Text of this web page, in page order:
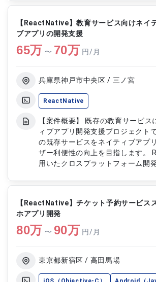
します。 【作業内容】 ・新機能開発の企画および
要件定義 ・開発スケジュール管理
整 ・React Nativeを用いたアプリ
イアントおよび外部パートナーと
捗や品質のレビュー ・運用環境の
提案
【ReactNative】教育サービス向けネイ
ブアプリの開発支援
65万 〜 70万 円/月
兵庫県神戸市中央区 / 三ノ宮
ReactNative
【案件概要】 既存の教育サービス
ィブアプリ開発支援プロジェクト
の既存サービスをネイティブアプ
ザー利便性の向上を目指します。
用いたクロスプラットフォーム開
まで幅広い工程に携わっていただ
ステムの保守運用についても今後
性があります。 【作業内容】 ・React Nativeを用
いたネイティブアプリの開発実装
設計、実装、テストまでの一連の
教育サービスの機能移行および改
存Javaシステムの保守運用対応（
【ReactNative】チケット予約サービス
ホアプリ開発
80万 〜 90万 円/月
東京都新宿区 / 高田馬場